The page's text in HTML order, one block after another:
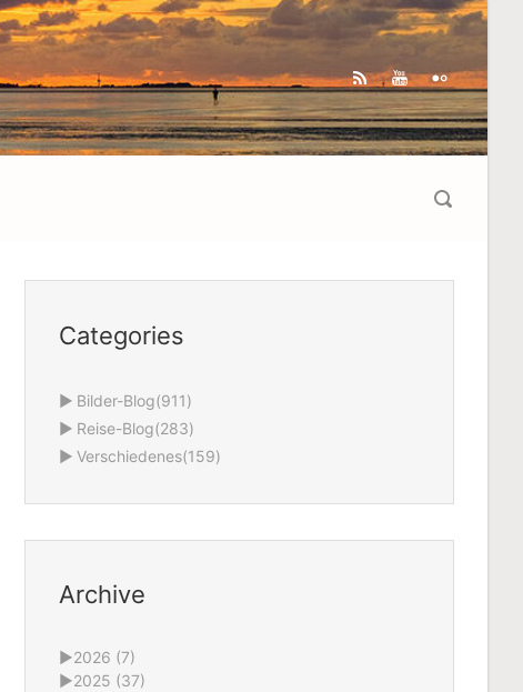
Categories
► Bilder-Blog(911)
► Reise-Blog(283)
► Verschiedenes(159)
Archive
►2026 (7)
►2025 (37)